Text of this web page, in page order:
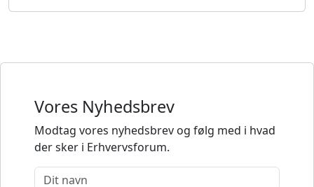
Vores Nyhedsbrev
Modtag vores nyhedsbrev og følg med i hvad
der sker i Erhvervsforum.